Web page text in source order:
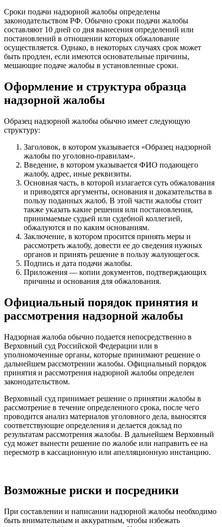
Сроки подачи надзорной жалобы определены
законодательством РФ. Обычно сроки подачи жалобы
составляют 10 дней со дня вынесения определений или
постановлений в отношении которых обжалование
осуществляется. Однако, в некоторых случаях срок может
быть продлен, если имеются основательные причины,
мешающие подаче жалобы в установленные сроки.
Оформление и структура образца
надзорной жалобы
Образец надзорной жалобы обычно имеет следующую
структуру:
Заголовок, в котором указывается «Образец надзорной
жалобы по уголовно-правилам».
Введение, в котором указывается ФИО подающего
жалобу, адрес, иные реквизиты.
Основная часть, в которой излагается суть обжалования
и приводятся аргументы, основания и доказательства в
пользу поданных жалоб. В этой части жалобы стоит
также указать какие решения или постановления,
принимаемые судьей или судебной коллегией,
обжалуются и по каким основаниям.
Заключение, в котором просится принять меры и
рассмотреть жалобу, довести ее до сведения нужных
органов и принять решение в пользу жалующегося.
Подпись и дата подачи жалобы.
Приложения — копии документов, подтверждающих
причины и основания для обжалования.
Официальный порядок принятия и
рассмотрения надзорной жалобы
Надзорная жалоба обычно подается непосредственно в
Верховный суд Российской Федерации или в
уполномоченные органы, которые принимают решение о
дальнейшем рассмотрении жалобы. Официальный порядок
принятия и рассмотрения надзорной жалобы определен
законодательством.
Верховный суд принимает решение о принятии жалобы в
рассмотрение в течение определенного срока, после чего
проводится анализ материалов уголовного дела, выносятся
соответствующие определения и делается доклад по
результатам рассмотрения жалобы. В дальнейшем Верховный
суд может вынести решение по жалобе или направить ее на
пересмотр в кассационную или апелляционную инстанцию.
Возможные риски и посредники
При составлении и написании надзорной жалобы необходимо
быть внимательным и аккуратным, чтобы избежать